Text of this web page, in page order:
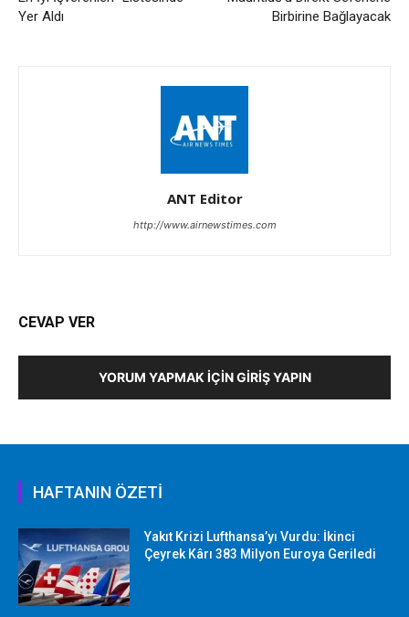
Yer Aldı
Birbirine Bağlayacak
ANT Editor
http://www.airnewstimes.com
CEVAP VER
YORUM YAPMAK İÇIN GIRIŞ YAPIN
HAFTANIN ÖZETİ
Yakıt Krizi Lufthansa’yı Vurdu: İkinci
Çeyrek Kârı 383 Milyon Euroya Geriledi